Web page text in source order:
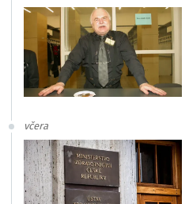
včera